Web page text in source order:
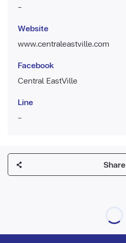
-
Website
www.centraleastville.com
Facebook
Central EastVille
Line
-
Share